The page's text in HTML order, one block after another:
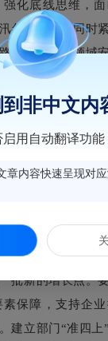
化底线思维，
各项准备，同时
交通等重点领域
在的安全隐患，
维稳工作，加强
作，及时掌握
各类不稳定因素
全区经济工作作
业用好用足政策
高成长型产业。
批新的增长点。
保障，支持企
建立部门“准四上
非中文内
启用自动翻译功能
章内容快速呈现对